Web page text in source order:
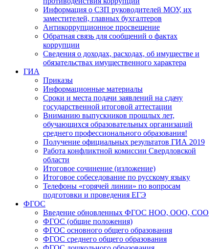
Информация о СЗП руководителей МОУ, их
заместителей, главных бухгалтеров
Антикоррупционное просвещение
Обратная связь для сообщений о фактах
коррупции
Сведения о доходах, расходах, об имуществе и
обязательствах имущественного характера
ГИА
Приказы
Информационные материалы
Сроки и места подачи заявлений на сдачу
государственной итоговой аттестации
Вниманию выпускников прошлых лет,
обучающихся образовательных организаций
среднего профессионального образования!
Получение официальных результатов ГИА 2019
Работа конфликтной комиссии Свердловской
области
Итоговое сочинение (изложение)
Итоговое собеседование по русскому языку
Телефоны «горячей линии» по вопросам
подготовки и проведения ЕГЭ
ФГОС
Введение обновленных ФГОС НОО, ООО, СОО
ФГОС (общие положения)
ФГОС основного общего образования
ФГОС среднего общего образования